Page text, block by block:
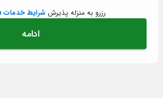
رزرو به منزله پذیرششرایط خدمات Rentifa
ادامه